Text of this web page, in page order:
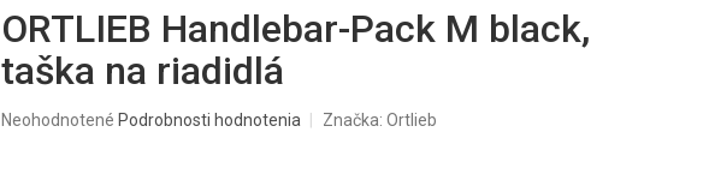
ORTLIEB Handlebar-Pack M black,
taška na riadidlá
Priemerné
Neohodnotené Podrobnosti hodnotenia Značka: Ortlieb